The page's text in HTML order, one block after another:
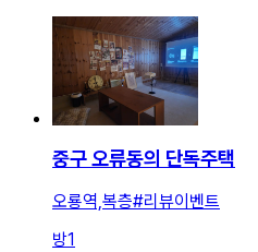
중구 오류동의 단독주택
오룡역,복층#리뷰이벤트
방1